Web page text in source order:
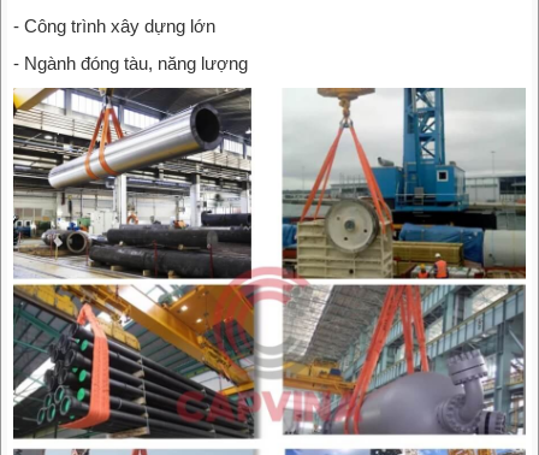
- Công trình xây dựng lớn
- Ngành đóng tàu, năng lượng